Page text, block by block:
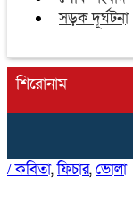
সড়ক দূর্ঘটনা
শিরোনাম
/কবিতা,ফিচার,ভোলা